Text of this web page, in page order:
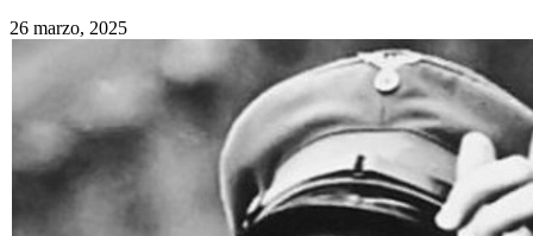
26 marzo, 2025